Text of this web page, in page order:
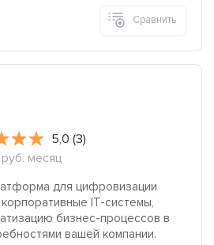
Сравнить
5,0 (3)
месяц
для цифровизации
IT-системы,
бизнес-процессов в
вашей компании.